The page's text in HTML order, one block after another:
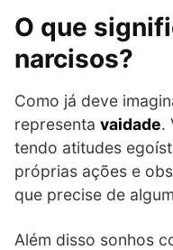
O que
narcisos?
Como já deve
representa vaidade.
tendo atitudes
próprias ações e
que precise de
Além disso sonhos